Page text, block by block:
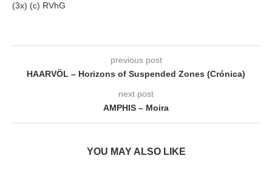
(3x) (c) RVhG
previous post
HAARVÖL – Horizons of Suspended Zones (Crónica)
next post
AMPHIS – Moira
YOU MAY ALSO LIKE